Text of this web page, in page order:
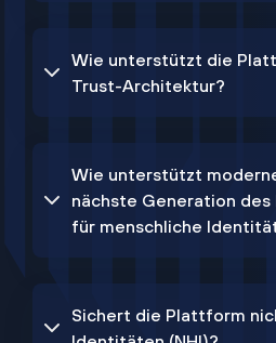
Wie unterstützt die
Trust-Architektur?
Wie unterstützt
nächste Generation
für menschliche
Sichert die Plattform